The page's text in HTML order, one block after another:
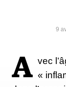
9
A vec
«